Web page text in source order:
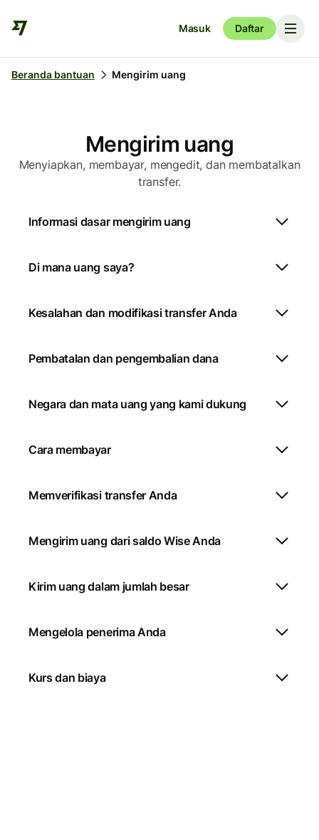
Masuk Daftar
Beranda bantuan Mengirim uang
Mengirim uang
Menyiapkan, membayar, mengedit, dan membatalkan
transfer.
Informasi dasar mengirim uang
Di mana uang saya?
Kesalahan dan modifikasi transfer Anda
Pembatalan dan pengembalian dana
Negara dan mata uang yang kami dukung
Cara membayar
Memverifikasi transfer Anda
Mengirim uang dari saldo Wise Anda
Kirim uang dalam jumlah besar
Mengelola penerima Anda
Kurs dan biaya